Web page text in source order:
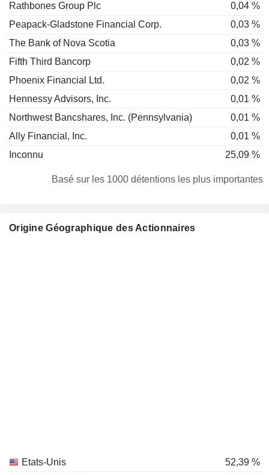
Rathbones Group Plc
0,04 %
Peapack-Gladstone Financial Corp.
0,03 %
The Bank of Nova Scotia
0,03 %
Fifth Third Bancorp
0,02 %
Phoenix Financial Ltd.
0,02 %
Hennessy Advisors, Inc.
0,01 %
Northwest Bancshares, Inc. (Pennsylvania)
0,01 %
Ally Financial, Inc.
0,01 %
Inconnu
25,09 %
Basé sur les 1000 détentions les plus importantes
Origine Géographique des Actionnaires
Etats-Unis
52,39 %